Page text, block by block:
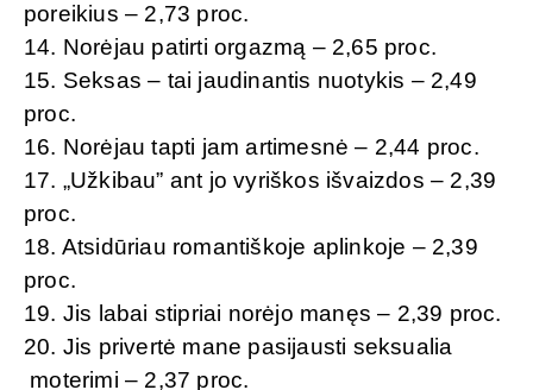
poreikius – 2,73 proc.
14. Norėjau patirti orgazmą – 2,65 proc.
15. Seksas – tai jaudinantis nuotykis – 2,49
proc.
16. Norėjau tapti jam artimesnė – 2,44 proc.
17. „Užkibau” ant jo vyriškos išvaizdos – 2,39
proc.
18. Atsidūriau romantiškoje aplinkoje – 2,39
proc.
19. Jis labai stipriai norėjo manęs – 2,39 proc.
20. Jis privertė mane pasijausti seksualia
moterimi – 2,37 proc.